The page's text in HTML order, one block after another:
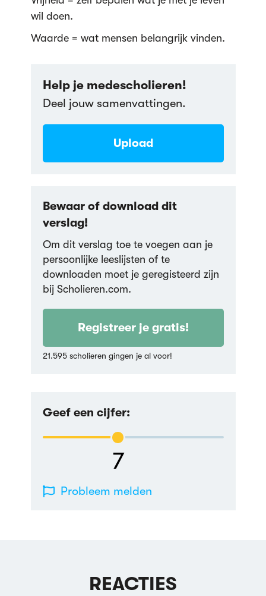
wil doen.
Waarde = wat mensen belangrijk vinden.
Help je medescholieren!
Deel jouw samenvattingen.
Upload
Bewaar of download dit
verslag!
Om dit verslag toe te voegen aan je
persoonlijke leeslijsten of te
downloaden moet je geregisteerd zijn
bij Scholieren.com.
Registreer je gratis!
21.595 scholieren gingen je al voor!
Geef een cijfer:
7
Probleem melden
REACTIES